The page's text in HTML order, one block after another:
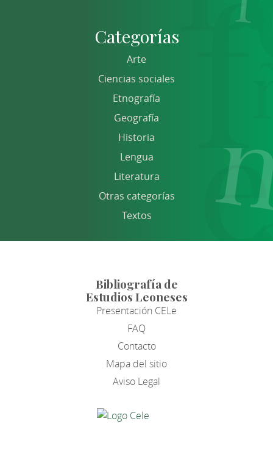
Categorías
Arte
Ciencias sociales
Etnografía
Geografía
Historia
Lengua
Literatura
Otras categorías
Textos
Bibliografía de
Estudios Leoneses
Presentación CELe
FAQ
Contacto
Mapa del sitio
Aviso Legal